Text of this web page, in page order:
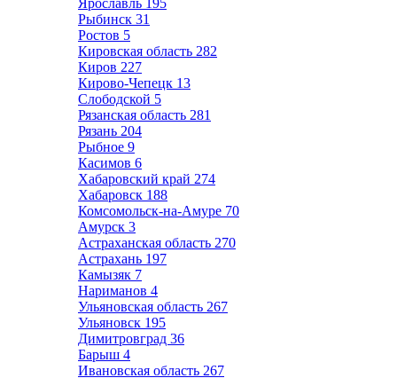
Ярославль 195
Рыбинск 31
Ростов 5
Кировская область 282
Киров 227
Кирово-Чепецк 13
Слободской 5
Рязанская область 281
Рязань 204
Рыбное 9
Касимов 6
Хабаровский край 274
Хабаровск 188
Комсомольск-на-Амуре 70
Амурск 3
Астраханская область 270
Астрахань 197
Камызяк 7
Нариманов 4
Ульяновская область 267
Ульяновск 195
Димитровград 36
Барыш 4
Ивановская область 267